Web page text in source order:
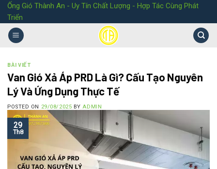
Ống Gió Thành An - Uy Tín Chất Lượng - Hợp Tác Cùng Phát
Triển
BÀI VIẾT
Van Gió Xả Áp PRD Là Gì? Cấu Tạo Nguyên
Lý Và Ứng Dụng Thực Tế
POSTED ON 29/08/2025 BYADMIN
29
Th8